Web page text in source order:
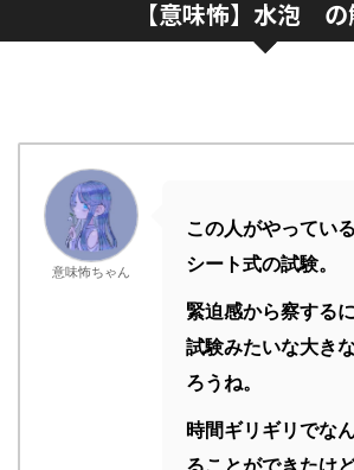
【意味怖】水泡
意味怖ちゃん
この人がやってい
シート式の試験。
緊迫感から察する
試験みたいな大き
ろうね。
時間ギリギリでな
ることができたけ